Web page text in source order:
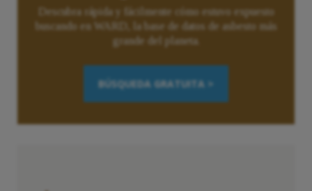
Descubra rápida y fácilmente cómo estuvo expuesto
buscando en WARD, la base de datos de asbesto más
grande del planeta.
BÚSQUEDA GRATUITA >